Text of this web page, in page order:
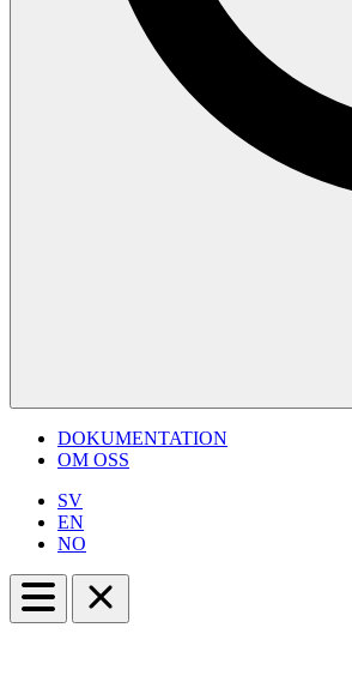
DOKUMENTATION
OM OSS
SV
EN
NO